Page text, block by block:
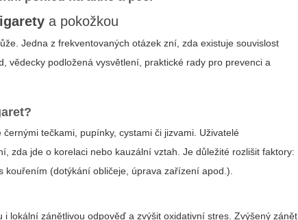
a pokožkou
Jedna z frekventovaných otázek zní, zda existuje souvislost
vědecky podložená vysvětlení, praktické rady pro prevenci a
tečkami, pupínky, cystami či jizvami. Uživatelé
zda jde o korelaci nebo kauzální vztah. Je důležité rozlišit faktory:
(dotýkání obličeje, úprava zařízení apod.).
lokální zánětlivou odpověď a zvýšit oxidativní stres. Zvýšený zánět